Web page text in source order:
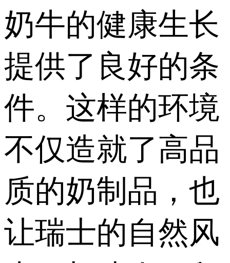
奶牛的健康生长
提供了良好的条
件。这样的环境
不仅造就了高品
质的奶制品，也
让瑞士的自然风